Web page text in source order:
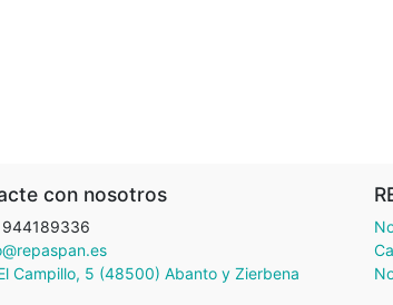
con nosotros
Campillo, 5 (48500) Abanto y Zierbena